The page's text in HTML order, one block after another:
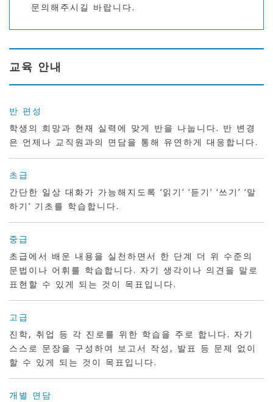
문의해주시길 바랍니다.
교육 안내
반 편성
학생의 희망과 현재 실력에 맞게 반을 나눕니다. 반 변경
은 언제나 교직원과의 면담을 통해 유연하게 대응합니다.
초급
간단한 일상 대화가 가능해지도록 ‘읽기’ ‘듣기’ ‘쓰기’ ‘말
하기’ 기초를 학습합니다.
중급
초급에서 배운 내용을 실천하면서 한 단계 더 위 수준의
문법이나 어휘를 학습합니다. 자기 생각이나 의견을 말로
표현할 수 있게 되는 것이 목표입니다.
고급
진학, 취업 등 각 진로를 위한 학습을 주로 합니다. 자기
스스로 문장을 구성하여 보고서 작성, 발표 등 문제 없이
할 수 있게 되는 것이 목표입니다.
개별 면담